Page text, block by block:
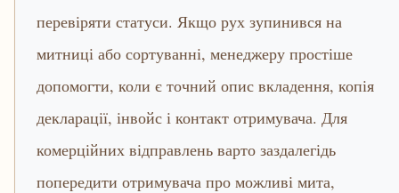
перевіряти статуси. Якщо рух зупинився на
митниці або сортуванні, менеджеру простіше
допомогти, коли є точний опис вкладення, копія
декларації, інвойс і контакт отримувача. Для
комерційних відправлень варто заздалегідь
попередити отримувача про можливі мита,